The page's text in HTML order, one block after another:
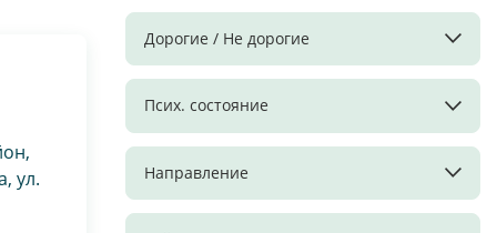
Дорогие / Не дорогие
Псих. состояние
Направление
ул.